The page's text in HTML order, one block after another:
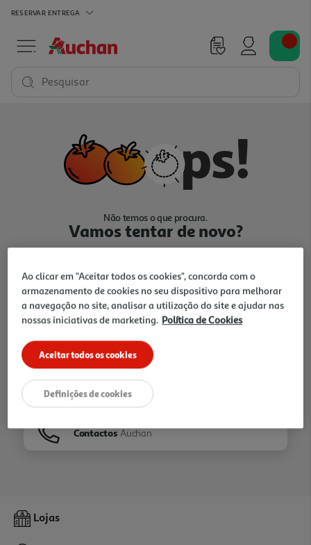
RESERVAR ENTREGA
Pesquisar
Não temos o que procura.
Vamos tentar de novo?
Ir para Homepage
Folhetos
Contactos Auchan
Lojas
Ao clicar em "Aceitar todos os cookies", concorda com o
armazenamento de cookies no seu dispositivo para melhorar
a navegação no site, analisar a utilização do site e ajudar nas
nossas iniciativas de marketing. Política de Cookies
Aceitar todos os cookies
Definições de cookies